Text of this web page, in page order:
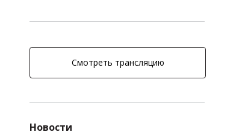
Смотреть трансляцию
Новости